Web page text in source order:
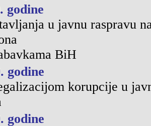
godine
u javnu raspravu
BiH
godine
korupcije u
godine